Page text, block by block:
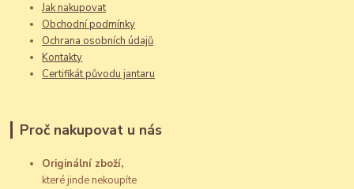
Jak nakupovat
Obchodní podmínky
Ochrana osobních údajů
Kontakty
Certifikát původu jantaru
Proč nakupovat u nás
Originální zboží,
které jinde nekoupíte